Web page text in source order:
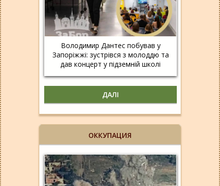
Володимир Дантес побував у
Запоріжжі: зустрівся з молоддю та
дав концерт у підземній школі
ДАЛІ
ОККУПАЦИЯ